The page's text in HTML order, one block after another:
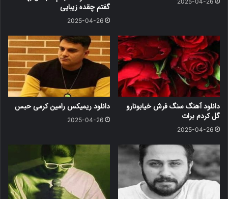
گفتم چقده زیبایی
2025-04-26
دانلود آهنگ سنگ فرش خیابونارو
گل کردم برات
2025-04-26
دانلود ریمیکس رامین کرمی حبس
2025-04-26